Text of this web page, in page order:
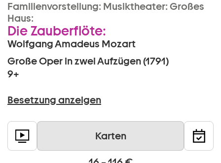
Familienvorstellung: Musiktheater: Großes
Haus:
Die Zauberflöte:
Wolfgang Amadeus Mozart
Große Oper in zwei Aufzügen (1791)
9+
Besetzung anzeigen
Karten